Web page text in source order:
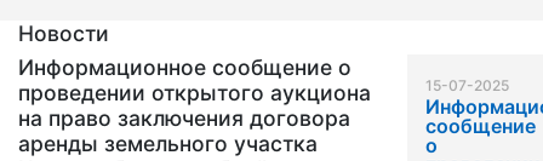
Новости
Информационное сообщение о
проведении открытого аукциона
на право заключения договора
аренды земельного участка
15-07-2025
сообщение
о